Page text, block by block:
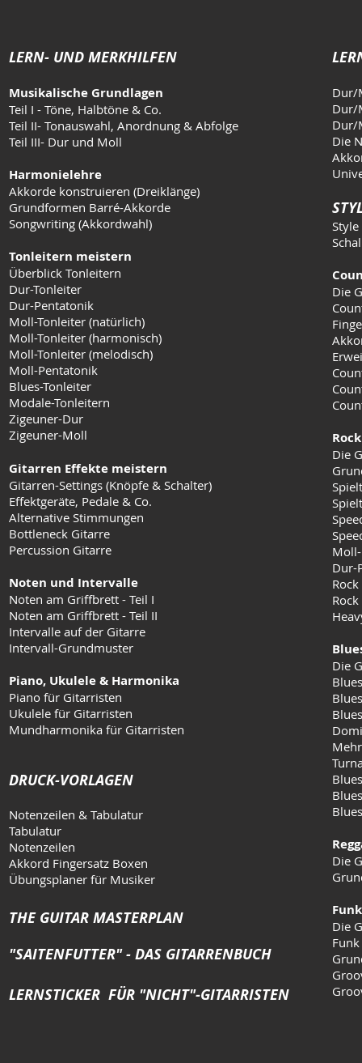
LERN- UND MERKHILFEN
Musikalische Grundlagen
Teil I - Töne, Halbtöne & Co.
Teil II- Tonauswahl, Anordnung & Abfolge
Teil III- Dur und Moll
Harmonielehre
Akkorde konstruieren (Dreiklänge)
Grundformen Barré-Akkorde
Songwriting (Akkordwahl)
Tonleitern meistern
Überblick Tonleitern
Dur-Tonleiter
Dur-Pentatonik
Moll-Tonleiter (natürlich)
Moll-Tonleiter (harmonisch)
Moll-Tonleiter (melodisch)
Moll-Pentatonik
Blues-Tonleiter
Modale-Tonleitern
Zigeuner-Dur
Zigeuner-Moll
Gitarren Effekte meistern
Gitarren-Settings (Knöpfe & Schalter)
Effektgeräte, Pedale & Co.
Alternative Stimmungen
Bottleneck Gitarre
Percussion Gitarre
Noten und Intervalle
Noten am Griffbrett - Teil I
Noten am Griffbrett - Teil II
Intervalle auf der Gitarre
Intervall-Grundmuster
Piano, Ukulele & Harmonika
Piano für Gitarristen
Ukulele für Gitarristen
Mundharmonika für Gitarristen
DRUCK-VORLAGEN
Notenzeilen & Tabulatur
Tabulatur
Notenzeilen
Akkord Fingersatz Boxen
Übungsplaner für Musiker
THE GUITAR MASTERPLAN
"SAITENFUTTER" - DAS GITARRENBUCH
LERNSTICKER FÜR "NICHT"-GITARRISTEN
Dur/
Dur/
Dur/
Die
Die
Die
Dur-
Die
Die
Die